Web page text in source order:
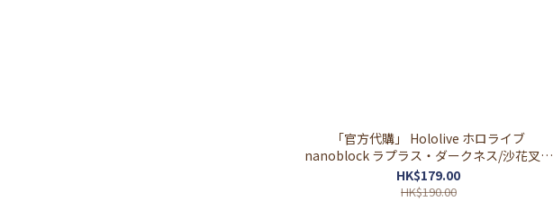
「官方代購」 Hololive ホロライブ
nanoblock ラプラス・ダークネス/沙花叉ク
ロヱ🛸🎣Laplus La+ 沙花叉
HK$179.00
HK$190.00